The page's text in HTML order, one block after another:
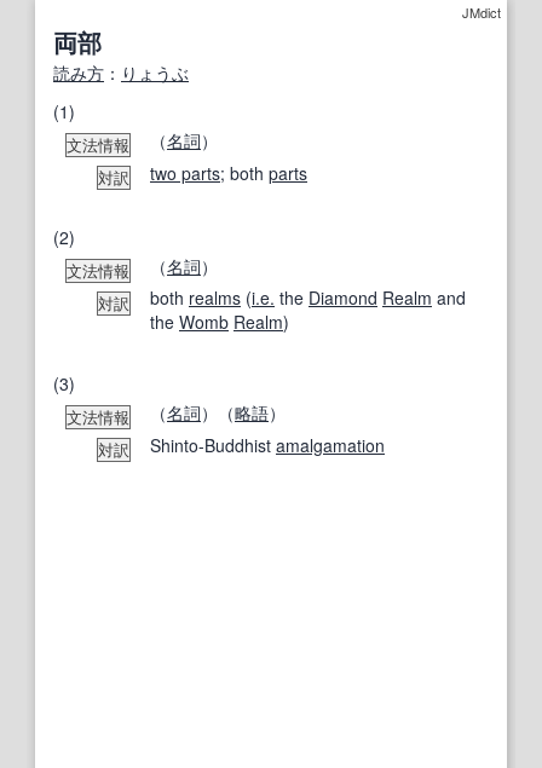
JMdict
両部
読み方 ： りょうぶ
(1)
文法情報 （名詞）
対訳 two parts; both parts
(2)
文法情報 （名詞）
対訳 both realms (i.e. the Diamond Realm and
the Womb Realm)
(3)
文法情報 （名詞）（略語）
対訳 Shinto-Buddhist amalgamation